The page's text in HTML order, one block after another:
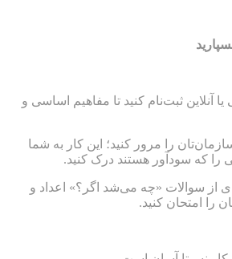
آنلاین ثبت‌نام کنید تا مفاهیم اساسی و
را مرور کنید؛ این کار به شما
که سودآور هستند درک کنید.
از سوالات «چه می‌شد اگر؟» اعداد و
را امتحان کنید.